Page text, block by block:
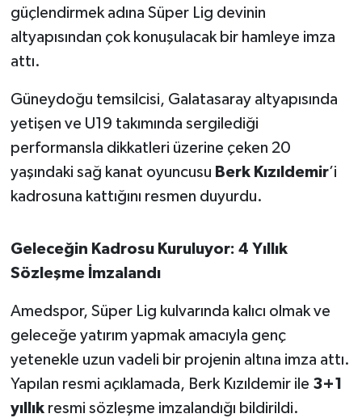
güçlendirmek adına Süper Lig devinin
altyapısından çok konuşulacak bir hamleye imza
attı.
Güneydoğu temsilcisi, Galatasaray altyapısında
yetişen ve U19 takımında sergilediği
performansla dikkatleri üzerine çeken 20
yaşındaki sağ kanat oyuncusu Berk Kızıldemir’i
kadrosuna kattığını resmen duyurdu.
Geleceğin Kadrosu Kuruluyor: 4 Yıllık
Sözleşme İmzalandı
Amedspor, Süper Lig kulvarında kalıcı olmak ve
geleceğe yatırım yapmak amacıyla genç
yetenekle uzun vadeli bir projenin altına imza attı.
Yapılan resmi açıklamada, Berk Kızıldemir ile 3+1
yıllıkresmi sözleşme imzalandığı bildirildi.
KÜLTÜR-SANAT
MANŞET
Manyas
OLAY
OTOMOTİV
Resmi İlanlar
SAĞLIK
Savaştepe
SEYAHAT